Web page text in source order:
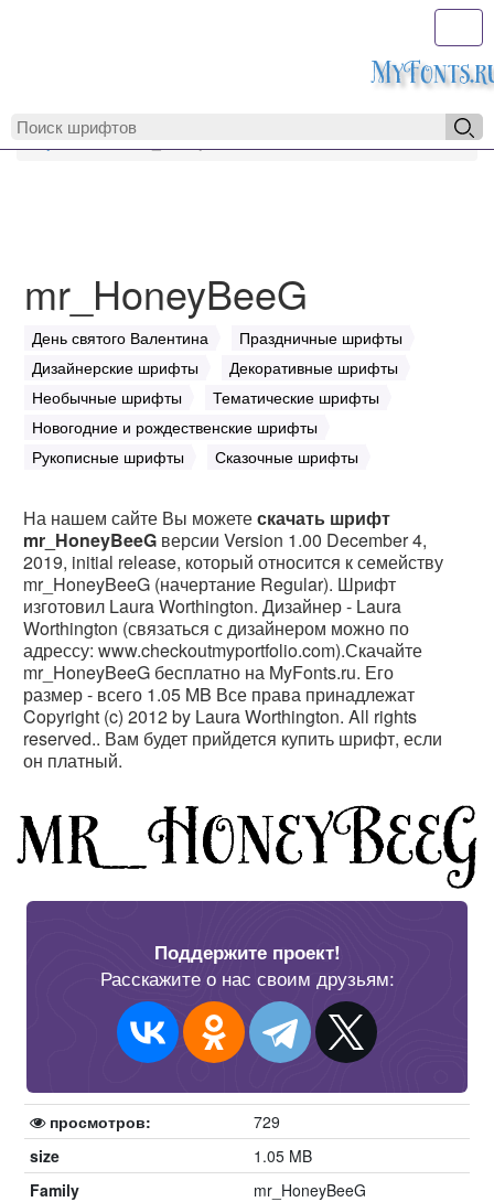
MyFonts.ru
mr_HoneyBeeG
День святого Валентина
Праздничные шрифты
Дизайнерские шрифты
Декоративные шрифты
Необычные шрифты
Тематические шрифты
Новогодние и рождественские шрифты
Рукописные шрифты
Сказочные шрифты
На нашем сайте Вы можетескачать шрифт
mr_HoneyBeeG версии Version 1.00 December 4,
2019, initial release, который относится к семейству
mr_HoneyBeeG (начертание Regular). Шрифт
изготовил Laura Worthington. Дизайнер - Laura
Worthington (связаться с дизайнером можно по
адрессу: www.checkoutmyportfolio.com).Скачайте
mr_HoneyBeeG бесплатно на MyFonts.ru. Его
размер - всего 1.05 MB Все права принадлежат
Copyright (c) 2012 by Laura Worthington. All rights
reserved.. Вам будет прийдется купить шрифт, если
он платный.
Поддержите проект!
Расскажите о нас своим друзьям:
просмотров:
729
size
1.05 MB
Family
mr_HoneyBeeG